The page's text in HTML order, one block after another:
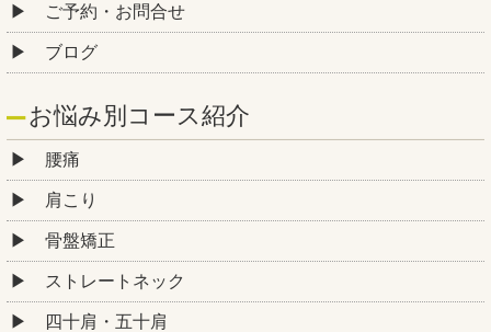
ご予約・お問合せ
ブログ
お悩み別コース紹介
腰痛
肩こり
骨盤矯正
ストレートネック
四十肩・五十肩